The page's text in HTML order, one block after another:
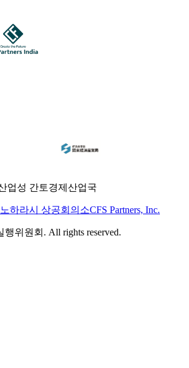
업성 간토경제산업국
하라시 상공회의소CFS Partners, Inc.
위원회. All rights reserved.